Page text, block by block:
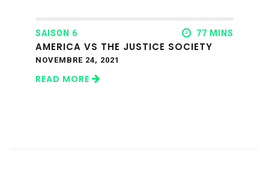
SAISON 6 77 MINS
AMERICA VS THE JUSTICE SOCIETY
NOVEMBRE 24, 2021
READ MORE